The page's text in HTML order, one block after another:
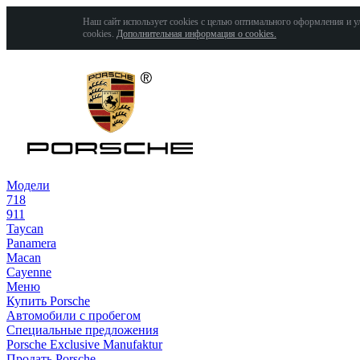
Наш сайт использует cookies с целью оптимального оформления и
cookies. Дополнительная информация о cookies.
Модели
718
911
Taycan
Panamera
Macan
Cayenne
Меню
Купить Porsche
Автомобили с пробегом
Специальные предложения
Porsche Exclusive Manufaktur